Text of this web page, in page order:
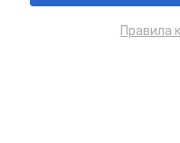
Правила